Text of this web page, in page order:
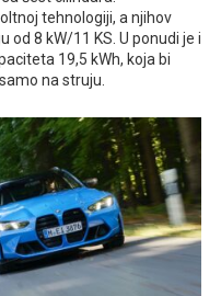
tehnologiji, a njihov
8 kW/11 KS. U ponudi je i
19,5 kWh, koja bi
na struju.